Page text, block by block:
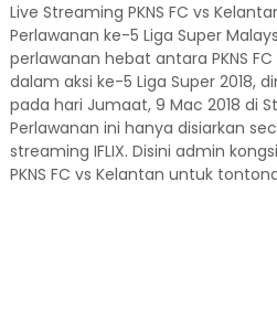
Live Streaming PKNS FC vs
Perlawanan ke-5 Liga Super
perlawanan hebat antara PKNS
dalam aksi ke-5 Liga Super 2018,
pada hari Jumaat, 9 Mac 2018 di
Perlawanan ini hanya disiarkan
streaming IFLIX. Disini admin
PKNS FC vs Kelantan untuk